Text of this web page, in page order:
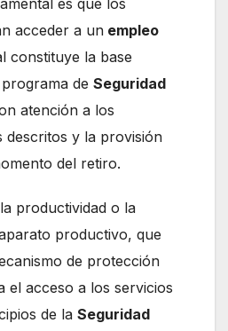
es que los
acceder a un empleo
constituye la base
de Seguridad
atención a los
descritos y la provisión
del retiro.
productividad o la
productivo, que
de protección
el acceso a los servicios
de la Seguridad